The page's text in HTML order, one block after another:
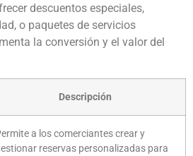
descuentos especiales,
o paquetes de servicios
la conversión y el valor del
Descripción
a los comerciantes crear y
reservas personalizadas para